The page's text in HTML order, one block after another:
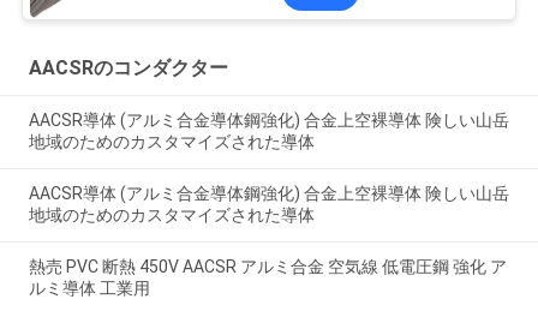
AACSRのコンダクター
AACSR導体 (アルミ合金導体鋼強化) 合金上空裸導体 険しい山岳
地域のためのカスタマイズされた導体
AACSR導体 (アルミ合金導体鋼強化) 合金上空裸導体 険しい山岳
地域のためのカスタマイズされた導体
熱売 PVC 断熱 450V AACSR アルミ合金 空気線 低電圧鋼 強化 ア
ルミ導体 工業用